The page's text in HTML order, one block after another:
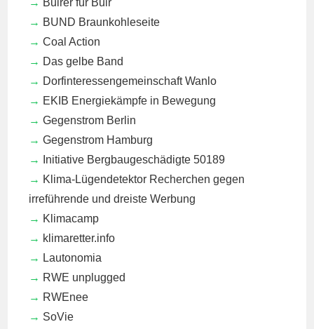
BUND Braunkohleseite
Coal Action
Das gelbe Band
Dorfinteressengemeinschaft Wanlo
EKIB Energiekämpfe in Bewegung
Gegenstrom Berlin
Gegenstrom Hamburg
Initiative Bergbaugeschädigte 50189
Klima-Lügendetektor Recherchen gegen
irreführende und dreiste Werbung
Klimacamp
klimaretter.info
Lautonomia
RWE unplugged
RWEnee
SoVie